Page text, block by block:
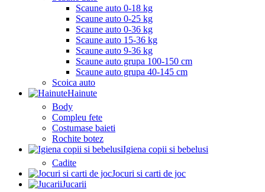
Scaune auto 0-18 kg
Scaune auto 0-25 kg
Scaune auto 0-36 kg
Scaune auto 15-36 kg
Scaune auto 9-36 kg
Scaune auto grupa 100-150 cm
Scaune auto grupa 40-145 cm
Scoica auto
Hainute
Body
Compleu fete
Costumase baieti
Rochite botez
Igiena copii si bebelusi
Cadite
Jocuri si carti de joc
Jucarii